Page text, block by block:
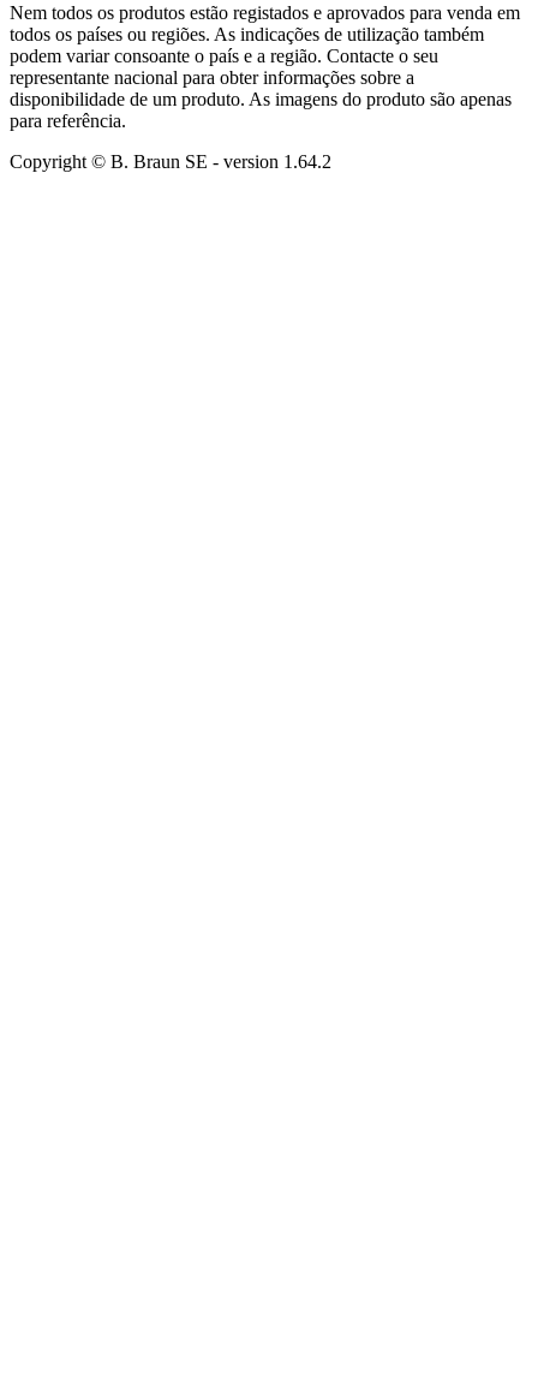
Nem todos os produtos estão registados e aprovados para venda em
todos os países ou regiões. As indicações de utilização também
podem variar consoante o país e a região. Contacte o seu
representante nacional para obter informações sobre a
disponibilidade de um produto. As imagens do produto são apenas
para referência.
Copyright © B. Braun SE - version 1.64.2